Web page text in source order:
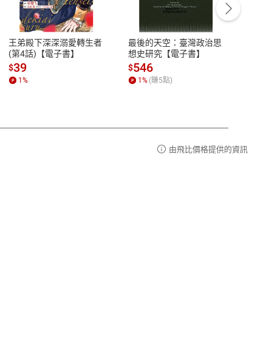
性
參
服務時間：週一到週五 10:00-12:00、
13:00-17:00 (國定假日及例假日休息)
客服電話：0080-1857077
王弟殿下深深溺愛轉生者
(第4話)【電子書】
$39
1%
最後的天空：臺灣政治思
想史研究【電子書】
$546
1% (賺5點)
由飛比價格提供的資訊